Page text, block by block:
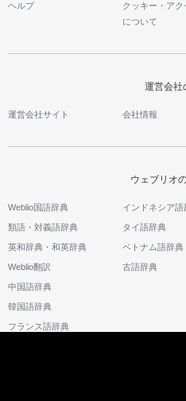
ヘルプ
クッキー・アク
について
運営会社
運営会社サイト 会社情報
ウェブリオ
Weblio国語辞典
類語・対義語辞典
英和辞典・和英辞典
Weblio翻訳
中国語辞典
韓国語辞典
フランス語辞典
インドネシア語
タイ語辞典
ベトナム語辞典
古語辞典